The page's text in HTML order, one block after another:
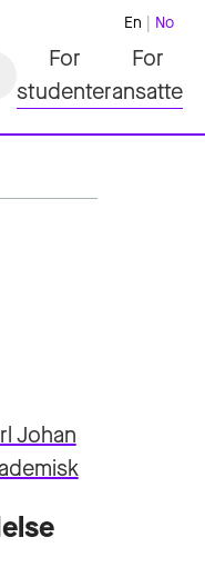
En No
For
studenter
For
ansatte
Johan